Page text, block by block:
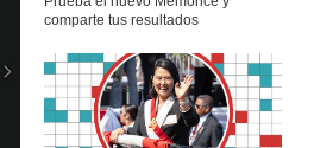
comparte tus resultados